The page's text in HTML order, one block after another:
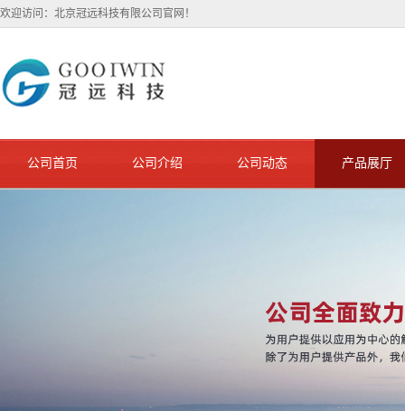
欢迎访问：北京冠远科技有限公司官网！
公司首页 公司介绍 公司动态 产品展厅